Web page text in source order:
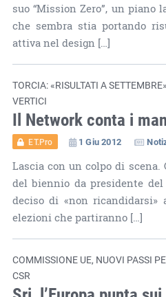
suo “Mission Zero”, un piano
che sembra stia portando
attiva nel design […]
TORCIA: «RISULTATI A
VERTICI
Il Network conta i
ET.Pro 1 Giu 2012
Lascia con un colpo di scena.
del biennio da presidente
deciso di «non ricandidarsi»
elezioni che partiranno […]
COMMISSIONE UE, NUOVI PASSI
CSR